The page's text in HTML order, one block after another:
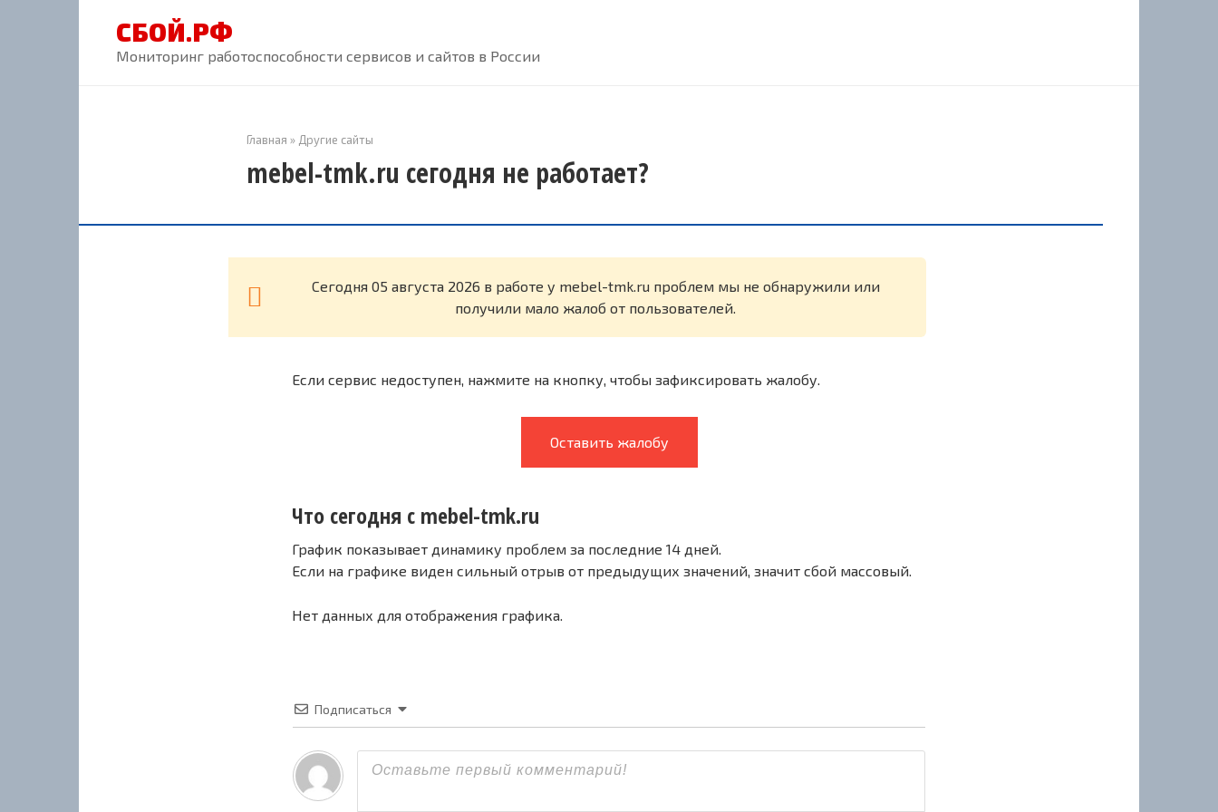
СБОЙ.РФ
Мониторинг работоспособности сервисов и сайтов в России
Главная » Другие сайты
mebel-tmk.ru сегодня не работает?
Cегодня 05 августа 2026 в работе у mebel-tmk.ru проблем мы не обнаружили или
получили мало жалоб от пользователей.
Если сервис недоступен, нажмите на кнопку, чтобы зафиксировать жалобу.
Оставить жалобу
Что сегодня с mebel-tmk.ru
График показывает динамику проблем за последние 14 дней.
Если на графике виден сильный отрыв от предыдущих значений, значит сбой массовый.
Нет данных для отображения графика.
Подписаться